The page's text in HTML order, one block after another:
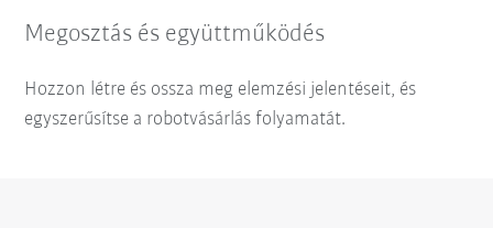
Megosztás és együttműködés
Hozzon létre és ossza meg elemzési jelentéseit, és
egyszerűsítse a robotvásárlás folyamatát.